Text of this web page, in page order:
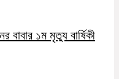
বাবার ১ম মৃত্যু বার্ষিকী